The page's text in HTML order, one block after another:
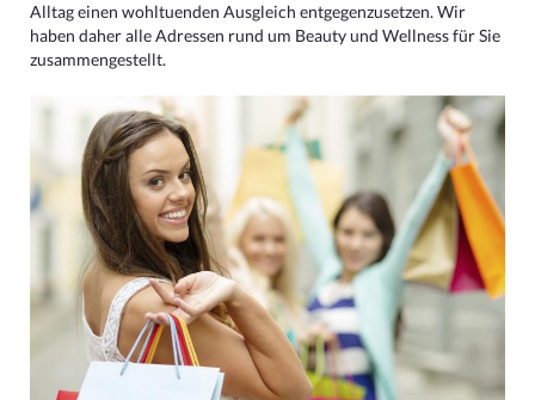
Alltag einen wohltuenden Ausgleich entgegenzusetzen. Wir
haben daher alle Adressen rund um Beauty und Wellness für Sie
zusammengestellt.